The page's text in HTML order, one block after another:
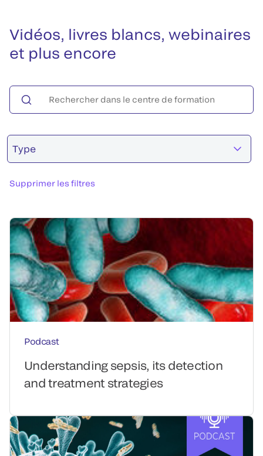
Vidéos, livres blancs, webinaires
et plus encore
Supprimer les filtres
Type
Podcast
Understanding sepsis, its detection
and treatment strategies